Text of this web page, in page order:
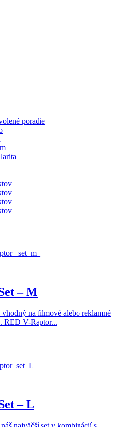
poradie
– M
na filmové alebo reklamné
RED V-Raptor...
– L